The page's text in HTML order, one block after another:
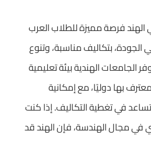
الهند فرصة مميزة للطلاب العرب
الجودة، بتكاليف مناسبة، وتنوع
الجامعات الهندية بيئة تعليمية
بها دوليًا، مع إمكانية
في تغطية التكاليف. إذا كنت
مجال الهندسة، فإن الهند قد